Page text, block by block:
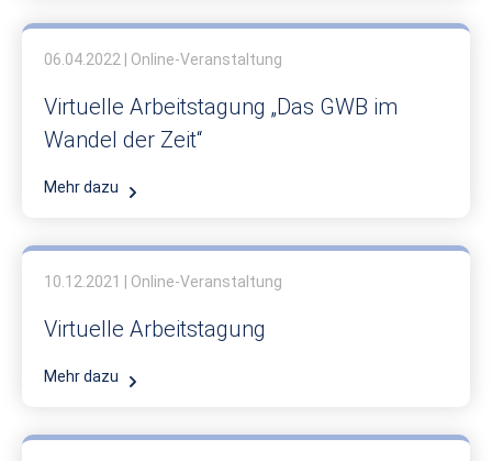
06.04.2022 | Online-Veranstaltung
Virtuelle Arbeitstagung „Das GWB im
Wandel der Zeit“
Mehr dazu
10.12.2021 | Online-Veranstaltung
Virtuelle Arbeitstagung
Mehr dazu